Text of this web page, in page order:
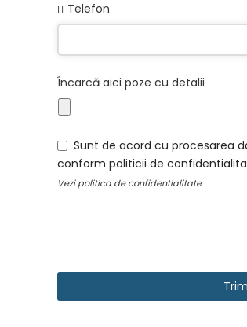
Telefon
Business
Email
Încarcă aici poze cu detalii
Sunt de acord cu procesarea
conform politicii de
Vezipolitica de confidentialitate